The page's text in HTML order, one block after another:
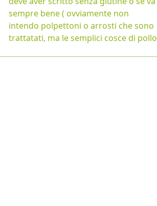
sempre bene ( ovviamente non
intendo polpettoni o arrosti che sono
trattatati, ma le semplici cosce di pollo